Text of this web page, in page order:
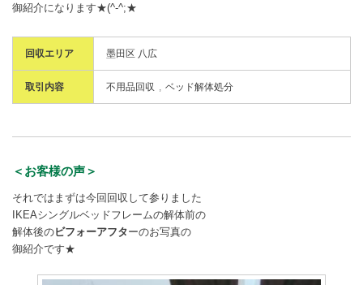
御紹介になります★(^-^;★
回収エリア 墨田区 八広
取引内容 不用品回収 ベッド解体処分
＜お客様の声＞
それではまずは今回回収して参りました
IKEAシングルベッドフレームの解体前の
解体後のビフォーアフターのお写真の
御紹介です★